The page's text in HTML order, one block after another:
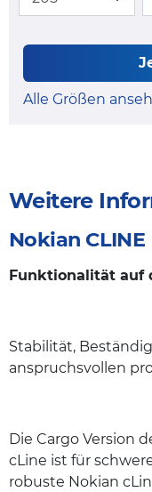
Alle Größen
Weitere
Nokian CLINE
Funktionalität auf
Stabilität,
anspruchsvollen
Die Cargo Version
cLine ist für
robuste Nokian